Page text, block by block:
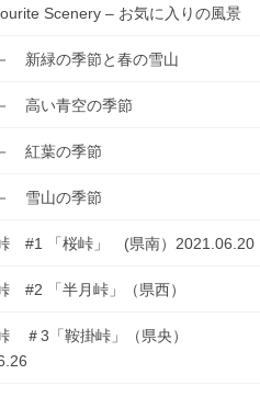
Scenery – お気に入りの風景
新緑の季節と春の雪山
高い青空の季節
紅葉の季節
雪山の季節
#1 「桜峠」 (県南）2021.06.20
#2 「半月峠」（県西）
＃3「鞍掛峠」（県央）